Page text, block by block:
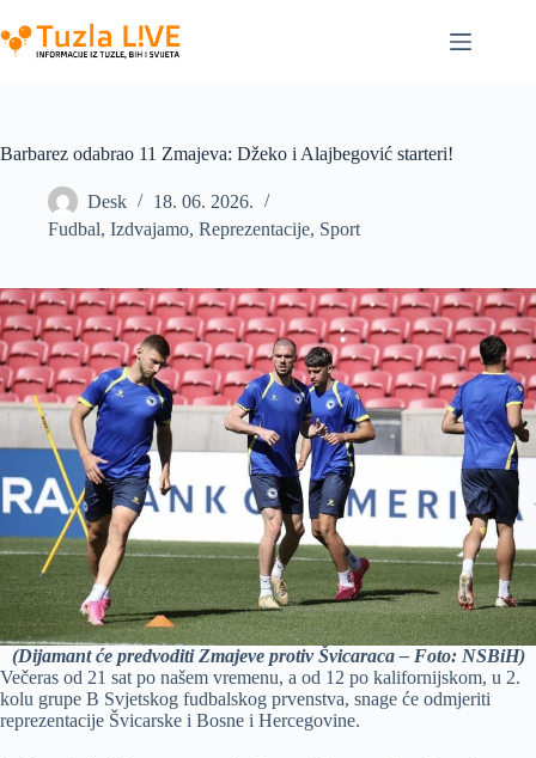
to
content
Barbarez odabrao 11 Zmajeva: Džeko i Alajbegović starteri!
Desk
18. 06. 2026.
Fudbal, Izdvajamo, Reprezentacije, Sport
(Dijamant će predvoditi Zmajeve protiv Švicaraca – Foto: NSBiH)
Večeras od 21 sat po našem vremenu, a od 12 po kalifornijskom, u 2.
kolu grupe B Svjetskog fudbalskog prvenstva, snage će odmjeriti
reprezentacije Švicarske i Bosne i Hercegovine.